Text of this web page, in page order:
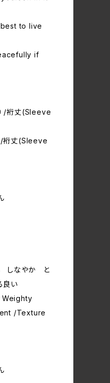
to live
if
/裄丈(Sleeve
裄丈(Sleeve
しなやか と
良い
Weighty
/Texture